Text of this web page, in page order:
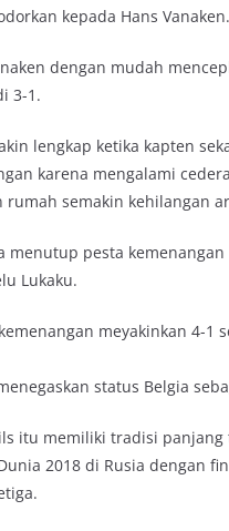
kepada Hans Vanaken.
dengan mudah
3-1.
lengkap ketika kapten
karena mengalami
semakin kehilangan
menutup pesta
Lukaku.
meyakinkan 4-1
status Belgia
itu memiliki tradisi
2018 di Rusia dengan